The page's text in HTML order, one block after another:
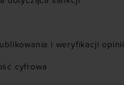
i weryfikacji opinii
cyfrowa